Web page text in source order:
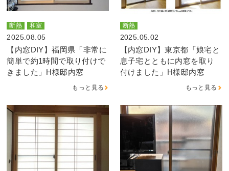
断熱 和室
2025.08.05
【内窓DIY】福岡県「非常に
簡単で約1時間で取り付けで
きました」H様邸内窓
もっと見る
断熱
2025.05.02
【内窓DIY】東京都「娘宅と
息子宅とともに内窓を取り
付けました」H様邸内窓
もっと見る